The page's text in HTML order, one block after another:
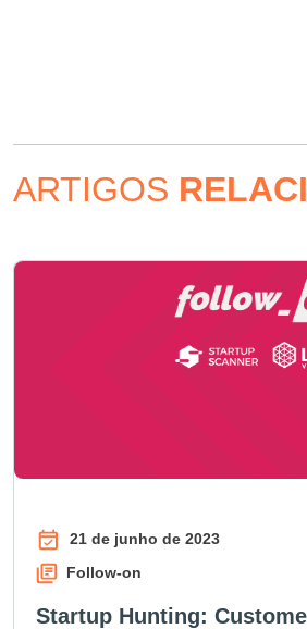
ARTIGOS
21 de junho de 2023
Follow-on
Startup Hunting: